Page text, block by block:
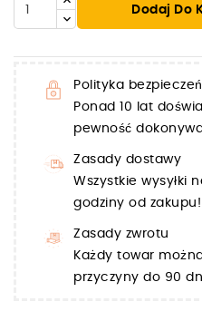
Dodaj Do
Polityka
Ponad 10 lat
pewność
Zasady dostawy
Wszystkie wysyłki
godziny od zakupu!
Zasady zwrotu
Każdy towar
przyczyny do 90